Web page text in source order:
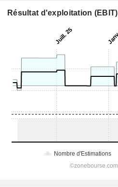
Résultat d'exploitation (EBIT)